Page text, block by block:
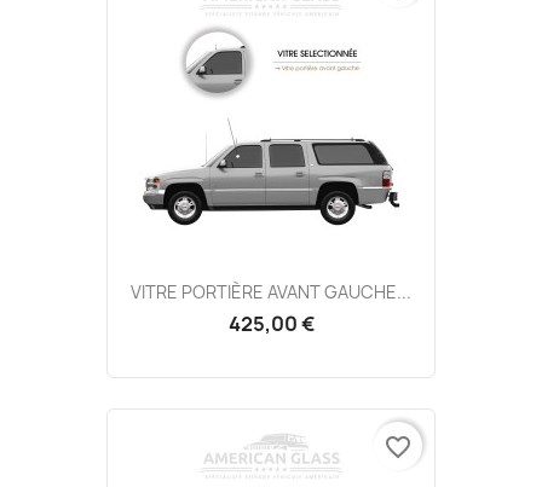
VITRE PORTIÈRE AVANT GAUCHE...
425,00 €
favorite_border